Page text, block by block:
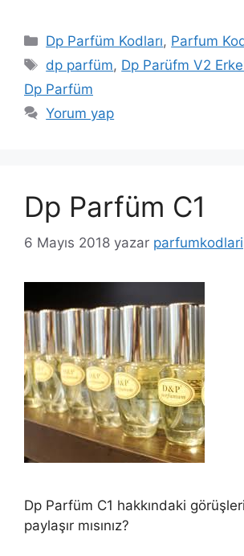
Kategoriler
Dp Parfüm Kodları, Parfum
Etiketler
dp parfüm, Dp Parüfm V2
Dp Parfüm
Yorum yap
Dp Parfüm C1
6 Mayıs 2018 yazar parfumkodlari
Dp Parfüm C1 hakkındaki
paylaşır mısınız?